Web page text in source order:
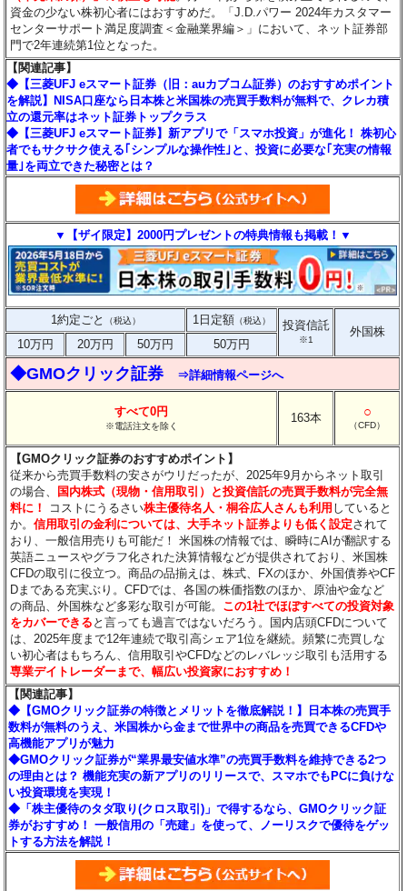
資金の少ない株初心者にはおすすめだ。「J.D.パワー 2024年カスタマー
センターサポート満足度調査＜金融業界編＞」において、ネット証券部
門で2年連続第1位となった。
【関連記事】
◆【三菱UFJ eスマート証券（旧：auカブコム証券）のおすすめポイント
を解説】NISA口座なら日本株と米国株の売買手数料が無料で、クレカ積
立の還元率はネット証券トップクラス
◆【三菱UFJ eスマート証券】新アプリで「スマホ投資」が進化！ 株初心
者でもサクサク使える｢シンプルな操作性｣と、投資に必要な｢充実の情報
量｣を両立できた秘密とは？
▼【ザイ限定】2000円プレゼントの特典情報も掲載！▼
1約定ごと （税込） 1日定額 （税込） 投資信託
※1
外国株
10万円
20万円 50万円 50万円
◆GMOクリック証券 ⇒詳細情報ページへ
すべて0円
※電話注文を除く
163本 ○
（CFD）
【GMOクリック証券のおすすめポイント】
従来から売買手数料の安さがウリだったが、2025年9月からネット取引
の場合、
国内株式（現物・信用取引）と投資信託の売買手数料が完全無
料に！
コストにうるさい株主優待名人・桐谷広人さんも利用 していると
か。信用取引の金利については、大手ネット証券よりも低く設定されて
おり、一般信用売りも可能だ！ 米国株の情報では、瞬時にAIが翻訳する
英語ニュースやグラフ化された決算情報などが提供されており、米国株
CFDの取引に役立つ。商品の品揃えは、株式、FXのほか、外国債券やCF
Dまである充実ぶり。CFDでは、各国の株価指数のほか、原油や金など
の商品、外国株など多彩な取引が可能。 この1社でほぼすべての投資対象
をカバーできる と言っても過言ではないだろう。国内店頭CFDについて
は、2025年度まで12年連続で取引高シェア1位を継続。頻繁に売買しな
い初心者はもちろん、信用取引やCFDなどのレバレッジ取引も活用する
専業デイトレーダーまで、幅広い投資家におすすめ！
【関連記事】
◆【GMOクリック証券の特徴とメリットを徹底解説！】日本株の売買手
数料が無料のうえ、米国株から金まで世界中の商品を売買できるCFDや
高機能アプリが魅力
◆GMOクリック証券が“業界最安値水準”の売買手数料を維持できる2つ
の理由とは？ 機能充実の新アプリのリリースで、スマホでもPCに負けな
い投資環境を実現！
◆「株主優待のタダ取り(クロス取引)」で得するなら、GMOクリック証
券がおすすめ！ 一般信用の「売建」を使って、ノーリスクで優待をゲッ
トする方法を解説！